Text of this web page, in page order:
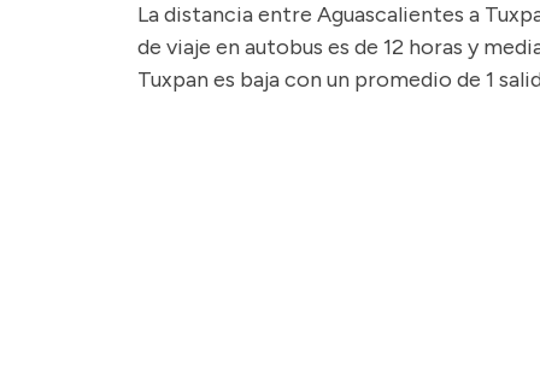
La distancia entre Aguascalientes a
de viaje en autobus es de 12 horas y
Tuxpan es baja con un promedio de 1